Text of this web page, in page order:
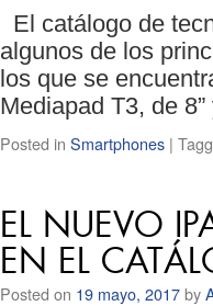
El catálogo de
algunos de los
los que se
Mediapad T3, de
Posted in Smartphones |
EL NUEVO
EN EL
Posted on 19 mayo, 2017by